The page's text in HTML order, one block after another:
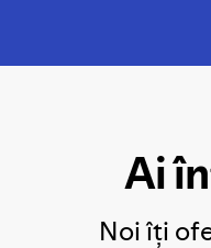
Ai
Noi îți